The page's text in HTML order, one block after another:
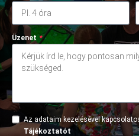
Üzenet *
Az adataim kezelésével
Tájékoztatót